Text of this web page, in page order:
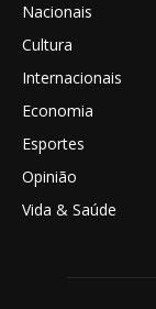
Nacionais
Cultura
Internacionais
Economia
Esportes
Opinião
Vida & Saúde